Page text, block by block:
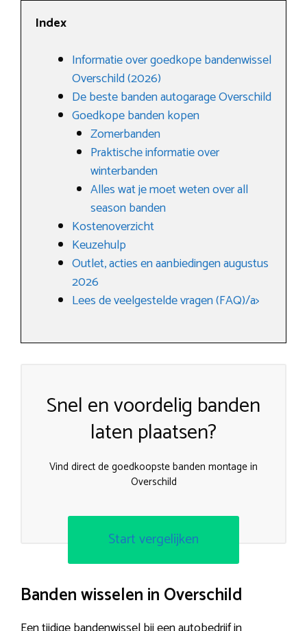
Index
Informatie over goedkope bandenwissel
Overschild (2026)
De beste banden autogarage Overschild
Goedkope banden kopen
Zomerbanden
Praktische informatie over
winterbanden
Alles wat je moet weten over all
season banden
Kostenoverzicht
Keuzehulp
Outlet, acties en aanbiedingen augustus
2026
Lees de veelgestelde vragen (FAQ)/a>
Snel en voordelig banden
laten plaatsen?
Vind direct de goedkoopste banden montage in
Overschild
Start vergelijken
Banden wisselen in Overschild